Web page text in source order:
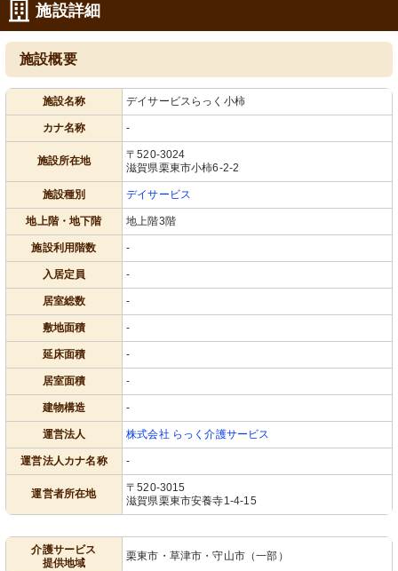
施設詳細
施設概要
施設名称 デイサービスらっく小柿
カナ名称 -
施設所在地
〒520-3024
滋賀県栗東市小柿6-2-2
施設種別 デイサービス
地上階・地下階 地上階3階
施設利用階数 -
入居定員 -
居室総数 -
敷地面積 -
延床面積 -
居室面積 -
建物構造 -
運営法人 株式会社 らっく介護サービス
運営法人カナ名称 -
運営者所在地
〒520-3015
滋賀県栗東市安養寺1-4-15
介護サービス
提供地域
栗東市・草津市・守山市（一部）